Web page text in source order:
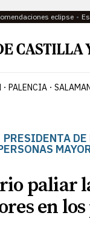
eclipse
PALENCIA
DE
paliar
en